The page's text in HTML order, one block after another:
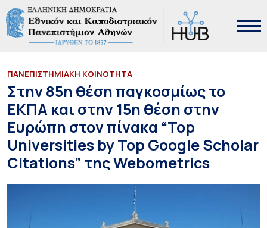
ΠΑΝΕΠΙΣΤΗΜΙΑΚΗ ΚΟΙΝΟΤΗΤΑ
Στην 85η θέση παγκοσμίως το
ΕΚΠΑ και στην 15η θέση στην
Ευρώπη στον πίνακα “Top
Universities by Top Google Scholar
Citations” της Webometrics